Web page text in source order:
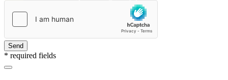
Send
* required fields